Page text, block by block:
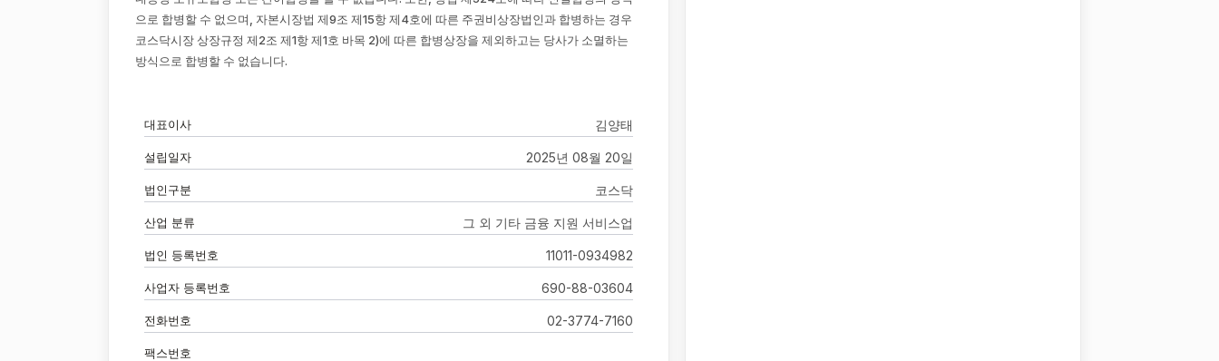
으로 합병할 수 없으며, 자본시장법 제9조 제15항 제4호에 따른 주권비상장법인과 합병하는 경우
코스닥시장 상장규정 제2조 제1항 제1호 바목 2)에 따른 합병상장을 제외하고는 당사가 소멸하는
방식으로 합병할 수 없습니다.
대표이사 김양태
설립일자 2025년 08월 20일
법인구분 코스닥
산업 분류 그 외 기타 금융 지원 서비스업
법인 등록번호 11011-0934982
사업자 등록번호 690-88-03604
전화번호 02-3774-7160
팩스번호